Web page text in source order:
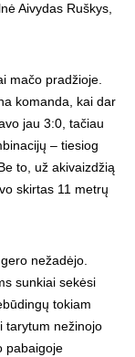
Aivydas Ruškys,
mačo pradžioje.
komanda, kai dar
jau 3:0, tačiau
– tiesiog
to, už akivaizdžią
skirtas 11 metrų
nežadėjo.
sunkiai sekėsi
tokiam
tarytum nežinojo
pabaigoje